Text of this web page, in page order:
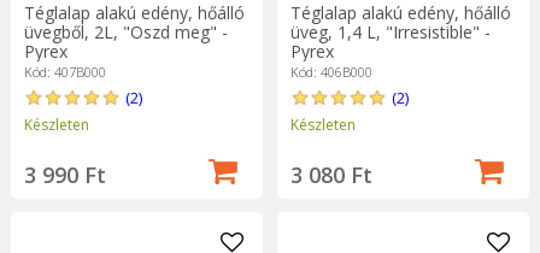
Téglalap alakú edény, hőálló
üvegből, 2L, "Oszd meg" -
Pyrex
Kód: 407B000
(2)
Készleten
3 990 Ft
Téglalap alakú edény, hőálló
üveg, 1,4 L, "Irresistible" -
Pyrex
Kód: 406B000
(2)
Készleten
3 080 Ft